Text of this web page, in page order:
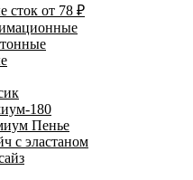
сток от 78 ₽
180
Пенье
с эластаном